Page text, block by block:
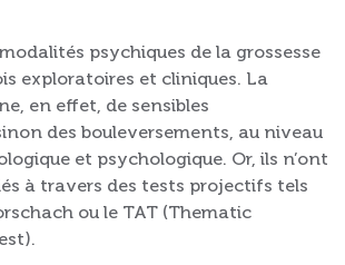
psychiques de la grossesse
exploratoires et cliniques. La
en effet, de sensibles
des bouleversements, au niveau
et psychologique. Or, ils n’ont
à travers des tests projectifs tels
ou le TAT (Thematic